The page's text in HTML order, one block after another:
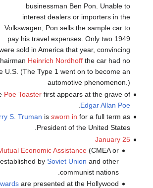
businessman Ben Pon. Unable to
interest dealers or importers in the
Volkswagen, Pon sells the sample car to
pay his travel expenses. Only two 1949
sold in America that year, convincing
Heinrich Nordhoffthe car had no
U.S. (The Type 1 went on to become an
automotive phenomenon.)
Poe Toasterfirst appears at the grave of
Edgar Allan Poe
S. Truman is sworn in for a full term as
President of the United States.
January 25
Economic Assistance (CMEA or
bySoviet Union and other
communist nations.
are presented at the Hollywood